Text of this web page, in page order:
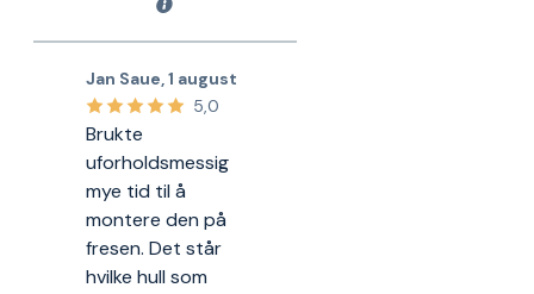
Jan Saue ,1 august
5,0
Brukte
uforholdsmessig
mye tid til å
montere den på
fresen. Det står
hvilke hull som